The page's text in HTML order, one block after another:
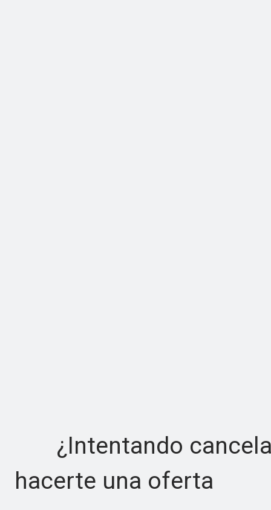
¿Intentando
hacerte una oferta